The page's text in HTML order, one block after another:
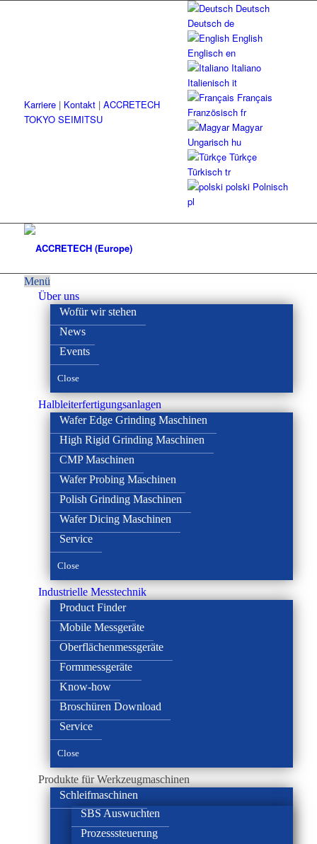
Deutsch
Deutsch de
English
Englisch en
Italiano
Italienisch it
Français
Französisch fr
Magyar
Ungarisch hu
Türkçe
Türkisch tr
polski Polnisch
pl
Karriere| Kontakt| ACCRETECH
TOKYO SEIMITSU
Menü
Über uns
Wofür wir stehen
News
Events
Close
Halbleiterfertigungsanlagen
Wafer Edge Grinding Maschinen
High Rigid Grinding Maschinen
CMP Maschinen
Wafer Probing Maschinen
Polish Grinding Maschinen
Wafer Dicing Maschinen
Service
Close
Industrielle Messtechnik
Product Finder
Mobile Messgeräte
Oberflächenmessgeräte
Formmessgeräte
Know-how
Broschüren Download
Service
Close
Produkte für Werkzeugmaschinen
Schleifmaschinen
SBS Auswuchten
Prozesssteuerung